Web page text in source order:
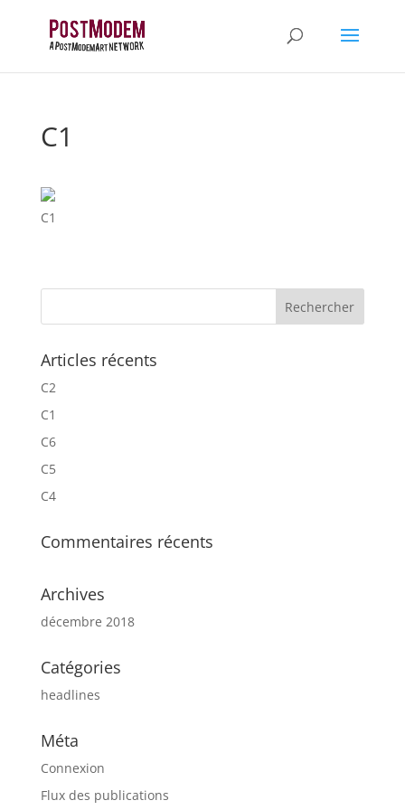
C1
C1
Articles récents
C2
C1
C6
C5
C4
Commentaires récents
Archives
décembre 2018
Catégories
headlines
Méta
Connexion
Flux des publications